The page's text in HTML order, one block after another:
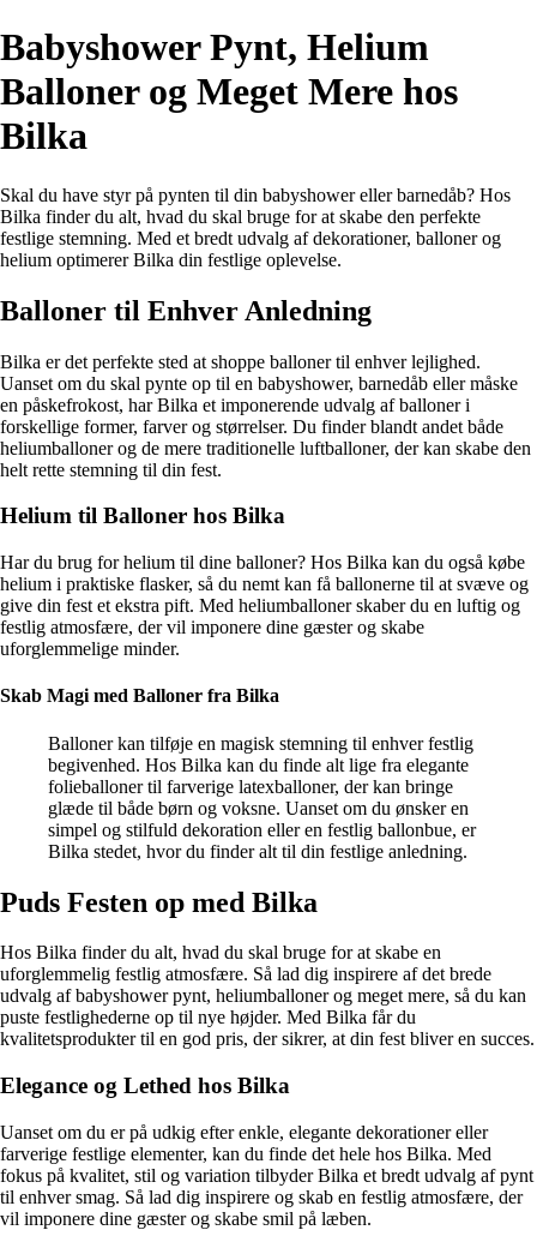
Babyshower Pynt, Helium
Balloner og Meget Mere hos
Bilka
Skal du have styr på pynten til din babyshower eller barnedåb? Hos
Bilka finder du alt, hvad du skal bruge for at skabe den perfekte
festlige stemning. Med et bredt udvalg af dekorationer, balloner og
helium optimerer Bilka din festlige oplevelse.
Balloner til Enhver Anledning
Bilka er det perfekte sted at shoppe balloner til enhver lejlighed.
Uanset om du skal pynte op til en babyshower, barnedåb eller måske
en påskefrokost, har Bilka et imponerende udvalg af balloner i
forskellige former, farver og størrelser. Du finder blandt andet både
heliumballoner og de mere traditionelle luftballoner, der kan skabe den
helt rette stemning til din fest.
Helium til Balloner hos Bilka
Har du brug for helium til dine balloner? Hos Bilka kan du også købe
helium i praktiske flasker, så du nemt kan få ballonerne til at svæve og
give din fest et ekstra pift. Med heliumballoner skaber du en luftig og
festlig atmosfære, der vil imponere dine gæster og skabe
uforglemmelige minder.
Skab Magi med Balloner fra Bilka
Balloner kan tilføje en magisk stemning til enhver festlig
begivenhed. Hos Bilka kan du finde alt lige fra elegante
folieballoner til farverige latexballoner, der kan bringe
glæde til både børn og voksne. Uanset om du ønsker en
simpel og stilfuld dekoration eller en festlig ballonbue, er
Bilka stedet, hvor du finder alt til din festlige anledning.
Puds Festen op med Bilka
Hos Bilka finder du alt, hvad du skal bruge for at skabe en
uforglemmelig festlig atmosfære. Så lad dig inspirere af det brede
udvalg af babyshower pynt, heliumballoner og meget mere, så du kan
puste festlighederne op til nye højder. Med Bilka får du
kvalitetsprodukter til en god pris, der sikrer, at din fest bliver en succes.
Elegance og Lethed hos Bilka
Uanset om du er på udkig efter enkle, elegante dekorationer eller
farverige festlige elementer, kan du finde det hele hos Bilka. Med
fokus på kvalitet, stil og variation tilbyder Bilka et bredt udvalg af pynt
til enhver smag. Så lad dig inspirere og skab en festlig atmosfære, der
vil imponere dine gæster og skabe smil på læben.